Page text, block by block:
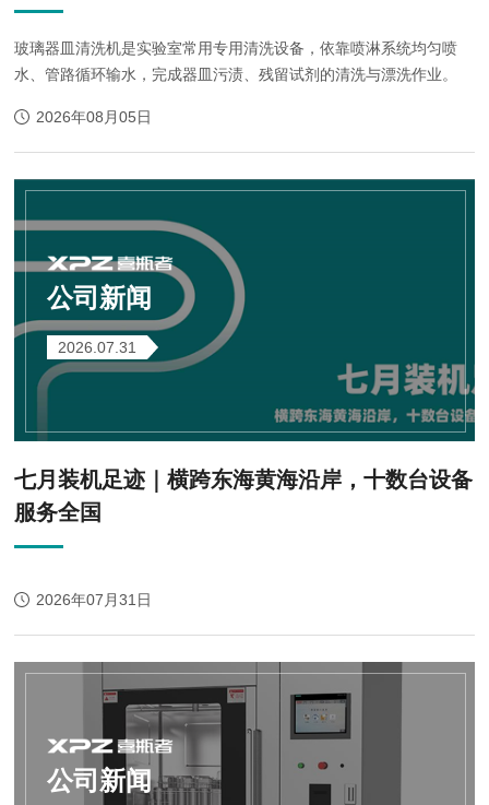
玻璃器皿清洗机是实验室常用专用清洗设备，依靠喷淋系统均匀喷
水、管路循环输水，完成器皿污渍、残留试剂的清洗与漂洗作业。
2026年08月05日
公司新闻
2026.07.31
七月装机足迹｜横跨东海黄海沿岸，十数台设备
服务全国
2026年07月31日
公司新闻